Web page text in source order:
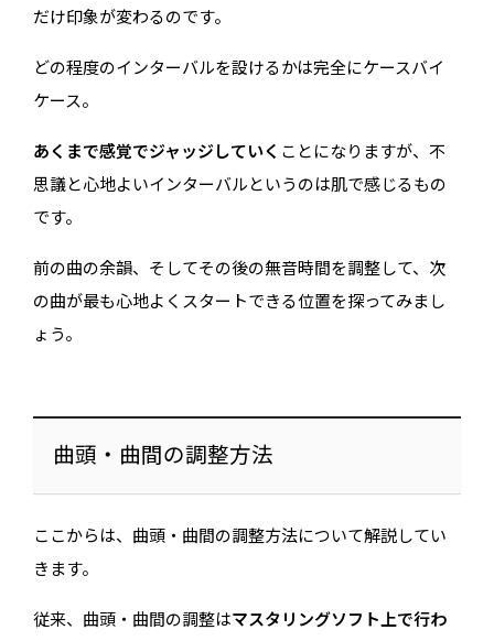
だけ印象が変わるのです。
どの程度のインターバルを設けるかは完全にケースバイ
ケース。
あくまで感覚でジャッジしていく ことになりますが、不
思議と心地よいインターバルというのは肌で感じるもの
です。
前の曲の余韻、そしてその後の無音時間を調整して、次
の曲が最も心地よくスタートできる位置を探ってみまし
ょう。
曲頭・曲間の調整方法
ここからは、曲頭・曲間の調整方法について解説してい
きます。
従来、曲頭・曲間の調整はマスタリングソフト上で行わ